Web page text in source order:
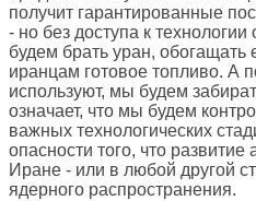
получит гарантированные
- но без доступа к
будем брать уран, обогащать
иранцам готовое топливо. А
используют, мы будем
означает, что мы будем
важных технологических
опасности того, что развитие
Иране - или в любой другой
ядерного распространения.